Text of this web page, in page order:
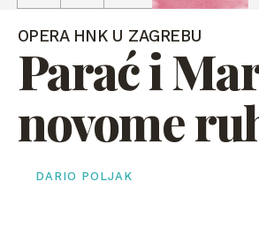
OPERA HNK U ZAGREBU
Parać i
novome
DARIO POLJAK